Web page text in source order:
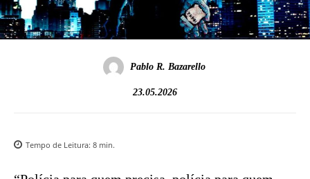
Pablo R. Bazarello
23.05.2026
Tempo de Leitura: 8 min.